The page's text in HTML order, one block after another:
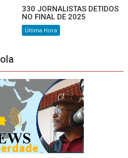
330 JORNALISTAS DETIDOS
NO FINAL DE 2025
Última Hora